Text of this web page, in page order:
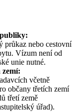
průkaz nebo cestovní
Vízum není od
unie nutné.
zemí:
včetně
občany třetích zemí
třetí země
úřad).